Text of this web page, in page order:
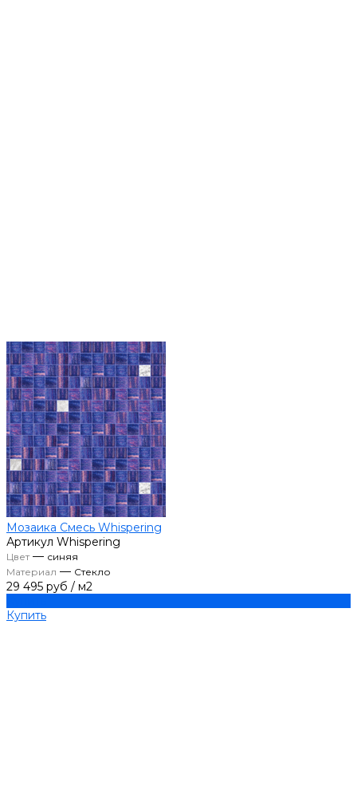
Мозаика Смесь Whispering
Артикул Whispering
Цвет— синяя
Материал — Стекло
29 495 руб / м2
Купить